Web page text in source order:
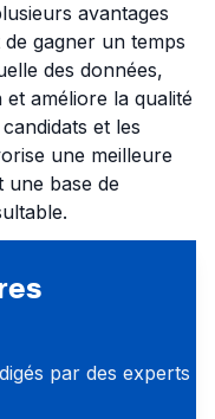
avantages
gagner un temps
des données,
améliore la qualité
et les
une meilleure
une base de
par des experts